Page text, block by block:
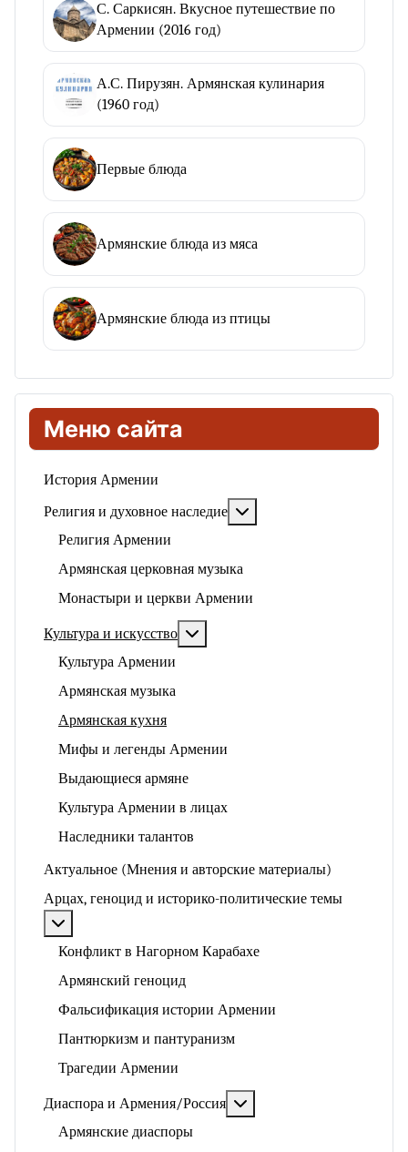
Меню сайта
История Армении
Религия и духовное наследие
Религия Армении
Армянская церковная музыка
Монастыри и церкви Армении
Культура и искусство
Культура Армении
Армянская музыка
Армянская кухня
Мифы и легенды Армении
Выдающиеся армяне
Культура Армении в лицах
Наследники талантов
Актуальное (Мнения и авторские материалы)
Арцах, геноцид и историко-политические темы
Конфликт в Нагорном Карабахе
Армянский геноцид
Фальсификация истории Армении
Пантюркизм и пантуранизм
Трагедии Армении
Диаспора и Армения/Россия
Армянские диаспоры
С. Саркисян. Вкусное путешествие по
Армении (2016 год)
А.С. Пирузян. Армянская кулинария
(1960 год)
Первые блюда
Армянские блюда из мяса
Армянские блюда из птицы